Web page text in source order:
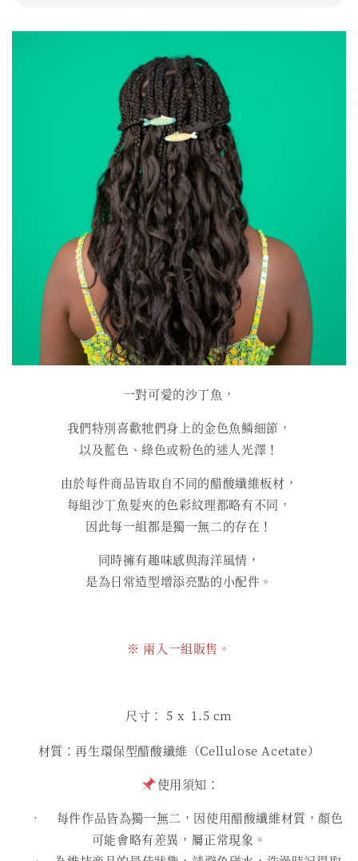
一對可愛的沙丁魚，
我們特別喜歡牠們身上的金色魚鱗細節，
以及藍色、綠色或粉色的迷人光澤！
由於每件商品皆取自不同的醋酸纖維板材，
每組沙丁魚髮夾的色彩紋理都略有不同，
因此每一組都是獨一無二的存在！
同時擁有趣味感與海洋風情，
是為日常造型增添亮點的小配件。
※ 兩入一組販售。
尺寸： 5 x 1.5 cm
材質：再生環保型醋酸纖維（Cellulose Acetate）
使用須知：
• 每件作品皆為獨一無二，因使用醋酸纖維材質，顏色
可能會略有差異，屬正常現象。